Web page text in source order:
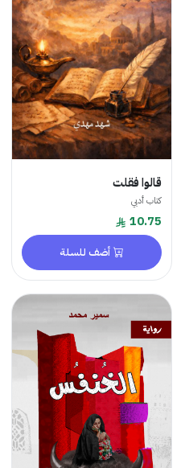
قالوا فقلت
كتاب أدبي
10.75
أضف للسلة